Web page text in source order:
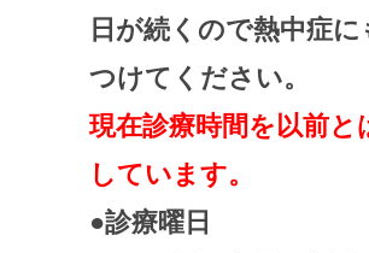
日が続くので熱中症に
つけてください。
現在診療時間を以前と
しています。
●診療曜日